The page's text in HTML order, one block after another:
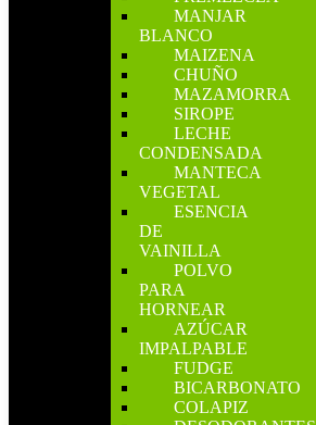
MANJAR
BLANCO
MAIZENA
CHUÑO
MAZAMORRA
SIROPE
LECHE
CONDENSADA
MANTECA
VEGETAL
ESENCIA
DE
VAINILLA
POLVO
PARA
HORNEAR
AZÚCAR
IMPALPABLE
FUDGE
BICARBONATO
COLAPIZ